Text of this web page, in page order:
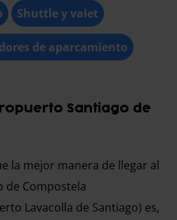
Shuttle y valet
de aparcamiento
Santiago de
la mejor manera de llegar al
de Compostela
Lavacolla de Santiago) es,